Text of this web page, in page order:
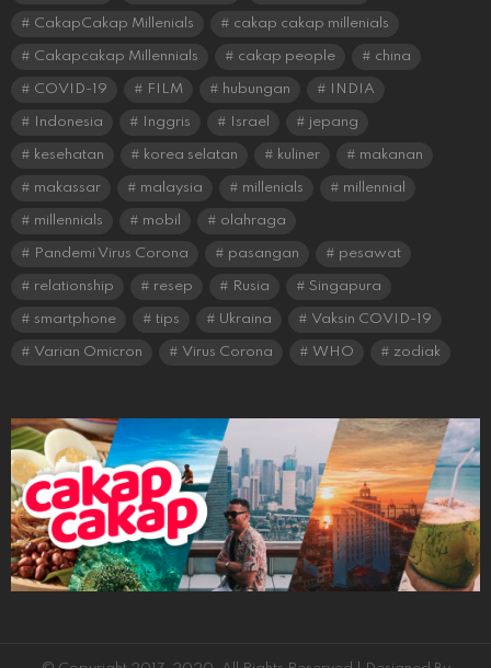
CakapCakap Millenials cakap cakap millenials
Cakapcakap Millennials cakap people china
COVID-19 FILM hubungan INDIA
Indonesia Inggris Israel jepang
kesehatan korea selatan kuliner makanan
makassar malaysia millenials millennial
millennials mobil olahraga
Pandemi Virus Corona pasangan pesawat
relationship resep Rusia Singapura
smartphone tips Ukraina Vaksin COVID-19
Varian Omicron Virus Corona WHO zodiak